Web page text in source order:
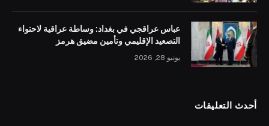
عباس عراقجي في بغداد: وساطة عراقية لاحتواء
التصعيد الإقليمي وتأمين مضيق هرمز
يونيو 28, 2026
أحدث التعليقات